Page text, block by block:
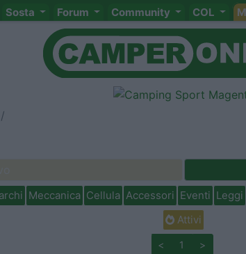
Sosta Forum Community COL
Meccanica Cellula Accessori Eventi Leggi
Attivi
< 1 >